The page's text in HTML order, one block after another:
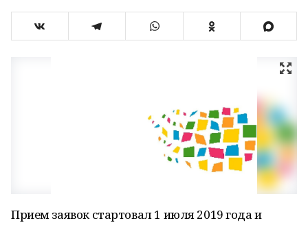
Прием заявок стартовал 1 июля 2019 года и